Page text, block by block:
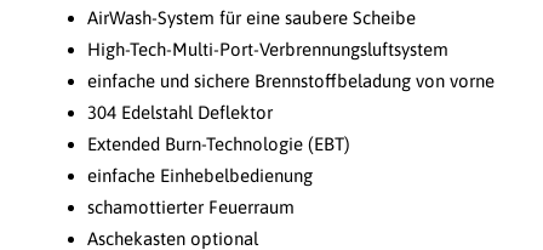
AirWash-System für eine saubere Scheibe
High-Tech-Multi-Port-Verbrennungsluftsystem
einfache und sichere Brennstoffbeladung von vorne
304 Edelstahl Deflektor
Extended Burn-Technologie (EBT)
einfache Einhebelbedienung
schamottierter Feuerraum
Aschekasten optional